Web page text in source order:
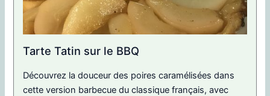
Tarte Tatin sur le BBQ
Découvrez la douceur des poires caramélisées dans
cette version barbecue du classique français, avec